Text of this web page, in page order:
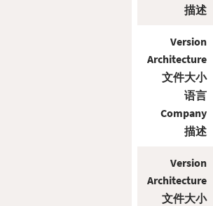
描述
Version
Architecture
文件大小
语言
Company
描述
Version
Architecture
文件大小